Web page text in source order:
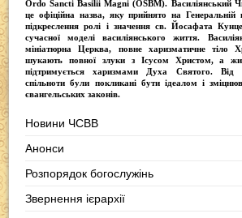
Ordо Sancti Basilii Magni (OSBM). Василіянський
це офіційна назва, яку прийнято на Генеральній
підкреслення ролі і значення св. Йосафата
сучасної моделі василіянського життя.
мініатюрна Церква, повне харизматичне тіло
шукають повної злуки з Iсусом Христом, а
підтримується харизмами Духа Святого. Від
спільноти були покликані бути ідеалом і
євангельських законів.
Новини ЧСВВ
Анонси
Розпорядок богослужінь
Звернення ієрархії